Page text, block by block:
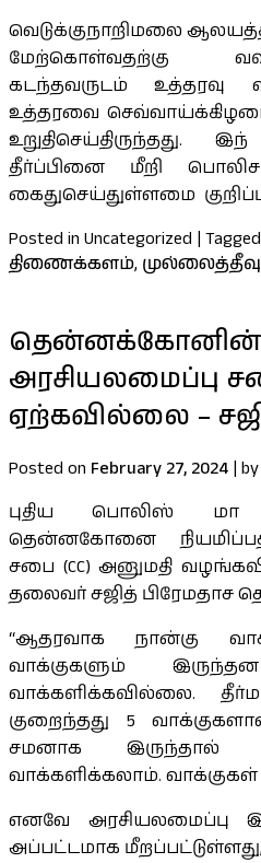
வெடுக்குநாறிமலை
மேற்கொள்வதற்கு
கடந்தவருடம் உத்தரவு
உத்தரவை
உறுதிசெய்திருந்தது.
தீர்ப்பினை மீறி
கைதுசெய்துள்ளமை
Posted in Uncategorized | Tagged
திணைக்களம், முல்லைத்தீவு
தென்னக்கோனின்
அரசியலமைப்பு
ஏற்கவில்லை –
Posted on February 27, 2024 | by
புதிய பொலிஸ் மா
தென்னகோனை
சபை (CC) அனுமதி
தலைவர் சஜித் பிரேமதாச
“ஆதரவாக நான்கு
வாக்குகளும்
வாக்களிக்கவில்லை.
குறைந்தது 5
சமனாக இருந்தால்
வாக்களிக்கலாம்.
எனவே அரசியலமைப்பு
அப்பட்டமாக